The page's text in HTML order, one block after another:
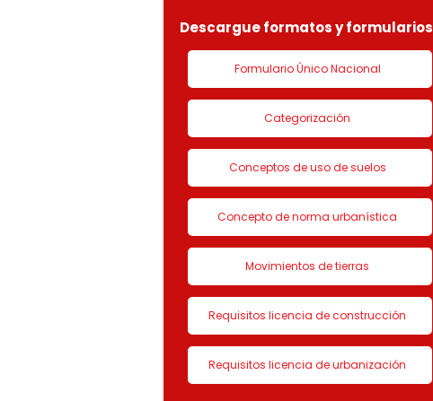
Descargue formatos y formularios
Formulario Único Nacional
Categorización
Conceptos de uso de suelos
Concepto de norma urbanística
Movimientos de tierras
Requisitos licencia de construcción
Requisitos licencia de urbanización